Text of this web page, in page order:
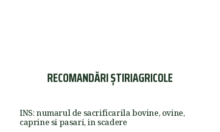
RECOMANDĂRI ȘTIRIAGRICOLE
INS: numarul de sacrificarila bovine, ovine,
caprine si pasari, in scadere